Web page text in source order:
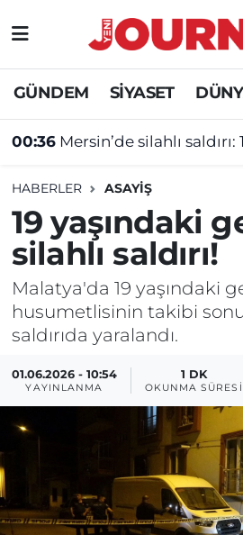
GÜNDEM SİYASET
00:36 Mersin’de silahlı saldırı:
HABERLER ASAYİŞ
19 yaşındaki
silahlı saldırı!
Malatya'da 19 yaşındaki
husumetlisinin takibi
saldırıda yaralandı.
01.06.2026 - 10:54
YAYINLANMA
1 DK
OKUNMA SÜRESI
GÜNDEM
SİYASET
EĞİTİM
ÖZEL HABER
Nöbetçi Eczaneler
Hava Durumu
Süper Lig Puan
Tüm Manşetler
Son Dakika Haberleri
Haber Arşivi